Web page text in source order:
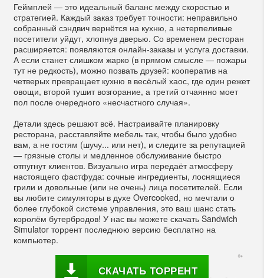
Геймплей — это идеальный баланс между скоростью и
стратегией. Каждый заказ требует точности: неправильно
собранный сэндвич вернётся на кухню, а нетерпеливые
посетители уйдут, хлопнув дверью. Со временем ресторан
расширяется: появляются онлайн-заказы и услуга доставки.
А если станет слишком жарко (в прямом смысле — пожары
тут не редкость), можно позвать друзей: кооператив на
четверых превращает кухню в весёлый хаос, где один режет
овощи, второй тушит возгорание, а третий отчаянно моет
пол после очередного «несчастного случая».
Детали здесь решают всё. Настраивайте планировку
ресторана, расставляйте мебель так, чтобы было удобно
вам, а не гостям (шучу... или нет), и следите за репутацией
— грязные столы и медленное обслуживание быстро
отпугнут клиентов. Визуально игра передаёт атмосферу
настоящего фастфуда: сочные ингредиенты, лоснящиеся
грили и довольные (или не очень) лица посетителей. Если
вы любите симуляторы в духе Overcooked, но мечтали о
более глубокой системе управления, это ваш шанс стать
королём бутербродов! У нас вы можете скачать Sandwich
Simulator торрент последнюю версию бесплатно на
компьютер.
СКАЧАТЬ ТОРРЕНТ